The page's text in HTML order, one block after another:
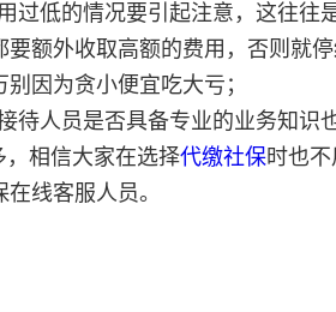
过低的情况要引起注意，这往往
要额外收取高额的费用，否则就
因为贪小便宜吃大亏；
待人员是否具备专业的业务知识
，相信大家在选择代缴社保时也
线客服人员。